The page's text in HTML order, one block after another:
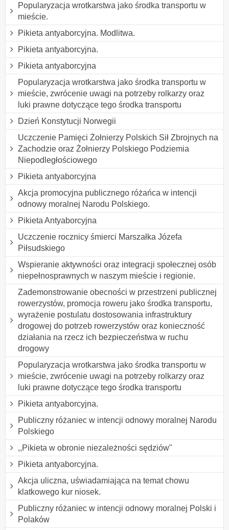
Popularyzacja wrotkarstwa jako środka transportu w
mieście.
Pikieta antyaborcyjna. Modlitwa.
Pikieta antyaborcyjna.
Pikieta antyaborcyjna
Popularyzacja wrotkarstwa jako środka transportu w
mieście, zwrócenie uwagi na potrzeby rolkarzy oraz
luki prawne dotyczące tego środka transportu
Dzień Konstytucji Norwegii
Uczczenie Pamięci Żołnierzy Polskich Sił Zbrojnych na
Zachodzie oraz Żołnierzy Polskiego Podziemia
Niepodległościowego
Pikieta antyaborcyjna
Akcja promocyjna publicznego różańca w intencji
odnowy moralnej Narodu Polskiego.
Pikieta Antyaborcyjna
Uczczenie rocznicy śmierci Marszałka Józefa
Piłsudskiego
Wspieranie aktywności oraz integracji społecznej osób
niepełnosprawnych w naszym mieście i regionie.
Zademonstrowanie obecności w przestrzeni publicznej
rowerzystów, promocja roweru jako środka transportu,
wyrażenie postulatu dostosowania infrastruktury
drogowej do potrzeb rowerzystów oraz konieczność
działania na rzecz ich bezpieczeństwa w ruchu
drogowy
Popularyzacja wrotkarstwa jako środka transportu w
mieście, zwrócenie uwagi na potrzeby rolkarzy oraz
luki prawne dotyczące tego środka transportu
Pikieta antyaborcyjna.
Publiczny różaniec w intencji odnowy moralnej Narodu
Polskiego
,,Pikieta w obronie niezależności sędziów"
Pikieta antyaborcyjna.
Akcja uliczna, uświadamiająca na temat chowu
klatkowego kur niosek.
Publiczny różaniec w intencji odnowy moralnej Polski i
Polaków